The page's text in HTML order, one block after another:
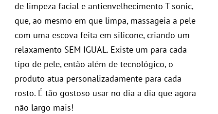
de limpeza facial e antienvelhecimento T sonic,
que, ao mesmo em que limpa, massageia a pele
com uma escova feita em silicone, criando um
relaxamento SEM IGUAL. Existe um para cada
tipo de pele, então além de tecnológico, o
produto atua personalizadamente para cada
rosto. É tão gostoso usar no dia a dia que agora
não largo mais!